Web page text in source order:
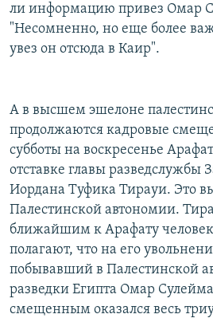
ли информацию привез Омар
"Несомненно, но еще более
увез он отсюда в Каир".
А в высшем эшелоне
продолжаются кадровые
субботы на воскресенье
отставке главы разведслужбы
Иордана Туфика Тирауи. Это
Палестинской автономии.
ближайшим к Арафату
полагают, что на его
побывавший в Палестинской
разведки Египта Омар
смещенным оказался весь